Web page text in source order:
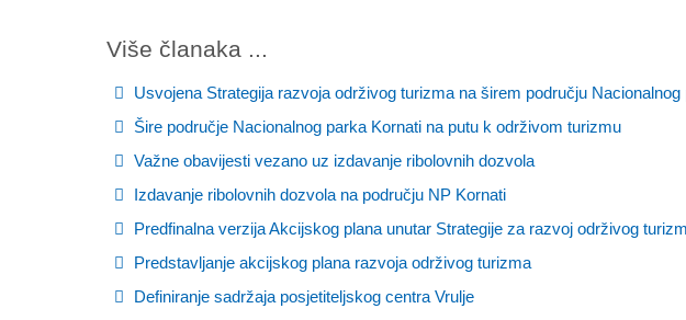
Više članaka ...
Usvojena Strategija razvoja održivog turizma na širem području Nacionalnog
Šire područje Nacionalnog parka Kornati na putu k održivom turizmu
Važne obavijesti vezano uz izdavanje ribolovnih dozvola
Izdavanje ribolovnih dozvola na području NP Kornati
Predfinalna verzija Akcijskog plana unutar Strategije za razvoj održivog
Predstavljanje akcijskog plana razvoja održivog turizma
Definiranje sadržaja posjetiteljskog centra Vrulje